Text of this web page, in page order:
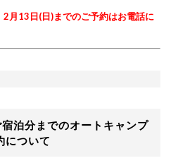
月13日(日)までのご予約はお電話に
泊分までのオートキャンプ
について